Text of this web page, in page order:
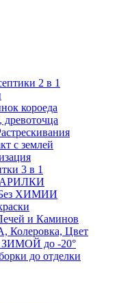
2 в 1
короеда
древоточца
с землей
3 в 1
Без ХИМИИ
и Каминов
Цвет
ЗИМОЙ до -20°
до отделки